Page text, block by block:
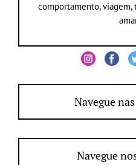
comportamento,
Navegue
Navegue